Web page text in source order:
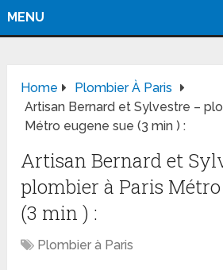
MENU
Home
Plombier À Paris
Artisan Bernard et Sylvestre –
Métro eugene sue (3 min ) :
Artisan Bernard et
plombier à Paris Métro
(3 min ) :
Plombier à Paris